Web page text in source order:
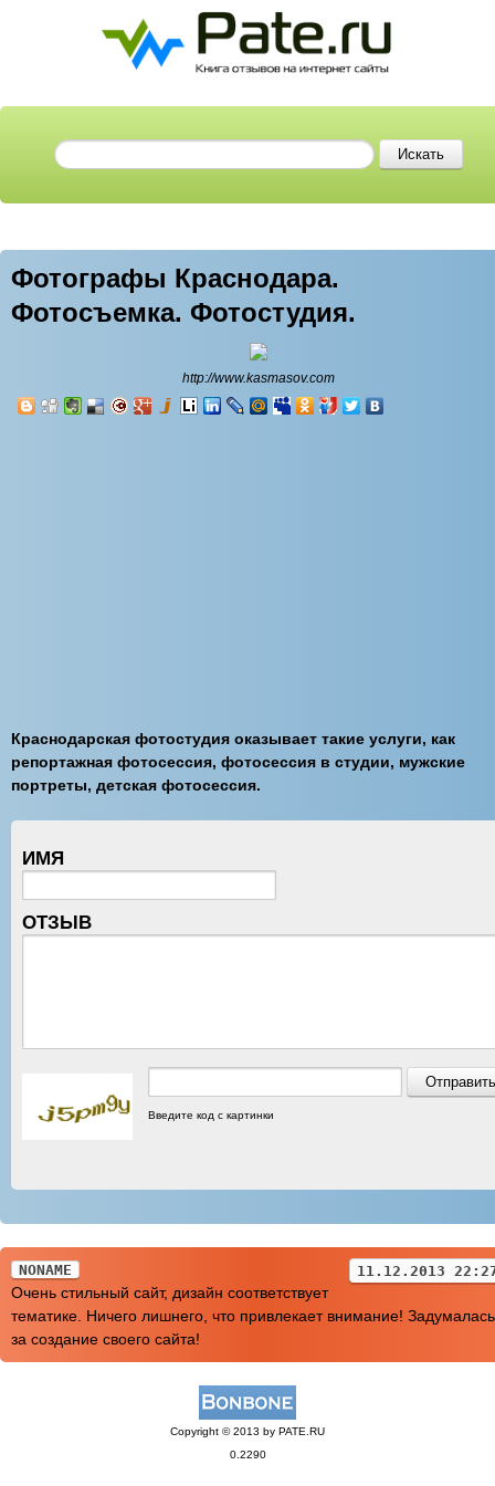
Фотографы Краснодара.
Фотосъемка. Фотостудия.
http://www.kasmasov.com
Краснодарская фотостудия оказывает такие услуги, как
репортажная фотосессия, фотосессия в студии, мужские
портреты, детская фотосессия.
ИМЯ
ОТЗЫВ
Введите код с картинки
NONAME 11.12.2013
Очень стильный сайт, дизайн соответствует
тематике. Ничего лишнего, что привлекает внимание! Задумалась
за создание своего сайта!
Copyright © 2013 by PATE.RU
0.2290